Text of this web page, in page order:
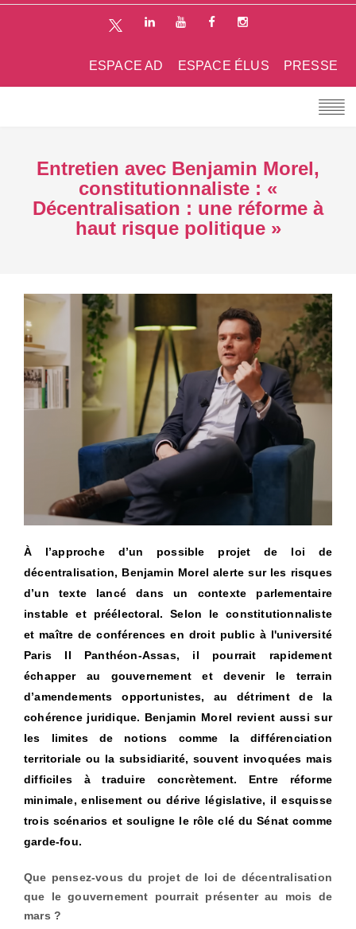
PRESSE
ESPACE ÉLUS
ESPACE AD
Entretien avec Benjamin Morel,
constitutionnaliste : «
Décentralisation : une réforme à
haut risque politique »
À l’approche d’un possible projet de loi de
décentralisation, Benjamin Morel alerte sur les risques
d’un texte lancé dans un contexte parlementaire
instable et préélectoral. Selon le constitutionnaliste
et maître de conférences en droit public à l'université
Paris II Panthéon-Assas, il pourrait rapidement
échapper au gouvernement et devenir le terrain
d’amendements opportunistes, au détriment de la
cohérence juridique. Benjamin Morel revient aussi sur
les limites de notions comme la différenciation
territoriale ou la subsidiarité, souvent invoquées mais
difficiles à traduire concrètement. Entre réforme
minimale, enlisement ou dérive législative, il esquisse
trois scénarios et souligne le rôle clé du Sénat comme
garde-fou.
Que pensez-vous du projet de loi de décentralisation
que le gouvernement pourrait présenter au mois de
mars ?